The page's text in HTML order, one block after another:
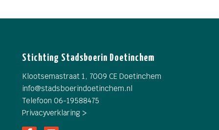
Stichting Stadsboerin Doetinchem
Klootsemastraat 1, 7009 CE Doetinchem
info@stadsboerindoetinchem.nl
Telefoon 06-19588475
Privacyverklaring >